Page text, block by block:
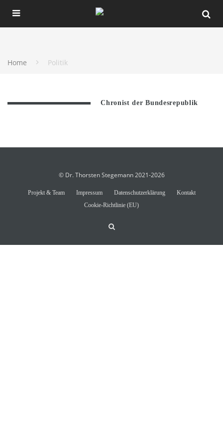
Home Politik
Chronist der Bundesrepublik
© Dr. Thorsten Stegemann 2021-2026
Projekt & Team Impressum Datenschutzerklärung
Kontakt
Cookie-Richtlinie (EU)